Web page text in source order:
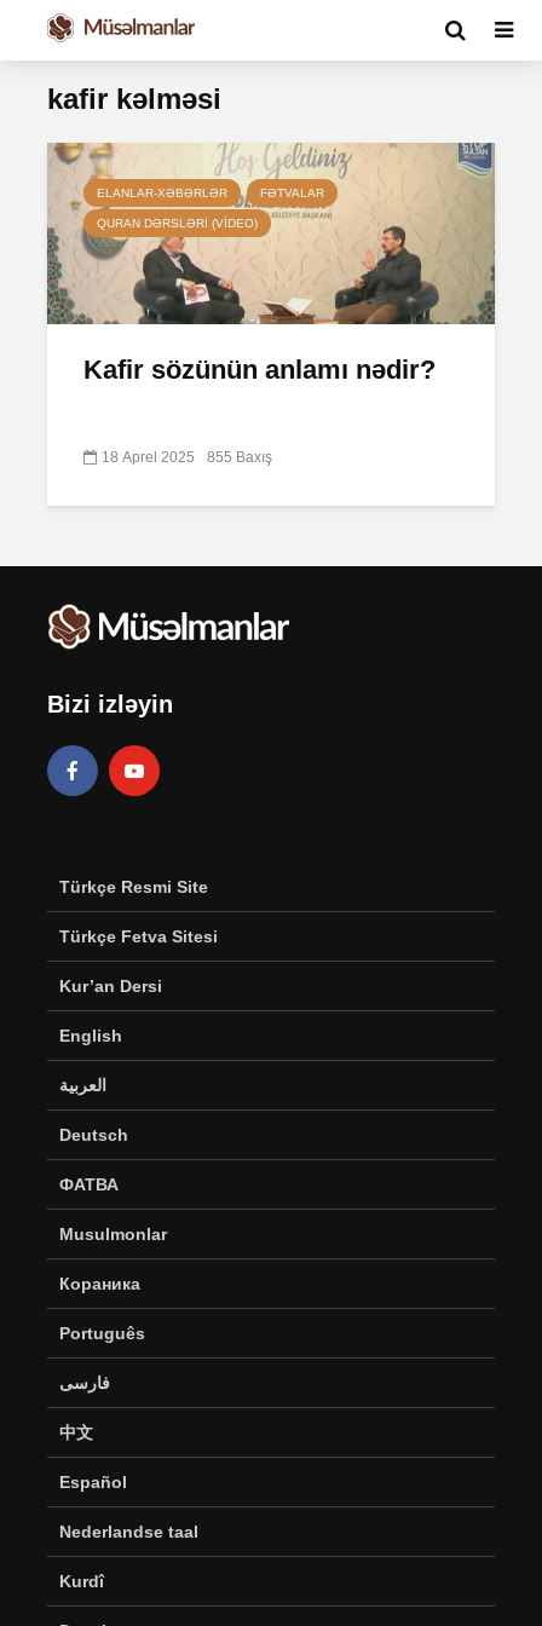
kafir kəlməsi
ELANLAR-XƏBƏRLƏR FƏTVALAR
QURAN DƏRSLƏRI (VIDEO)
Kafir sözünün anlamı nədir?
18 Aprel 2025 855 Baxış
Bizi izləyin
Türkçe Resmi Site
Türkçe Fetva Sitesi
Kur’an Dersi
English
العربية
Deutsch
ФАТВА
Musulmonlar
Кораника
Português
فارسی
中文
Español
Nederlandse taal
Kurdî